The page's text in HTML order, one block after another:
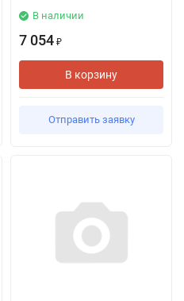
В наличии
7 054 ₽
В корзину
Отправить заявку